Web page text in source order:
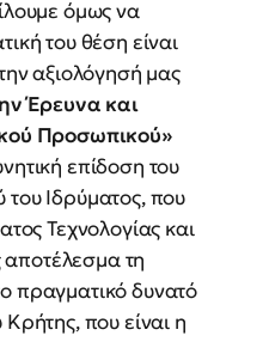
όμως να
του θέση είναι
αξιολόγησή μας
Έρευνα και
Προσωπικού»
επίδοση του
Ιδρύματος, που
Τεχνολογίας και
αποτέλεσμα τη
πραγματικό δυνατό
που είναι η